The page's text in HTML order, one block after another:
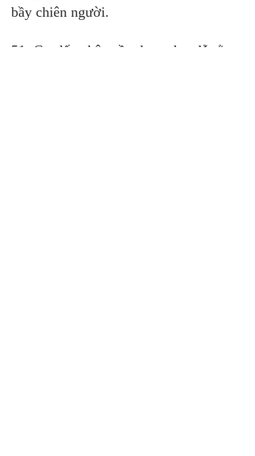
bầy chiên người.
51. Cơ-đốc nhân cần được dạy dỗ rằng